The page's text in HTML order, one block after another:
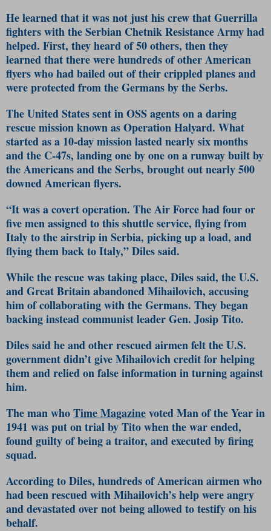
He learned that it was not just his crew that Guerrilla
fighters with the Serbian Chetnik Resistance Army had
helped. First, they heard of 50 others, then they
learned that there were hundreds of other American
flyers who had bailed out of their crippled planes and
were protected from the Germans by the Serbs.
The United States sent in OSS agents on a daring
rescue mission known as Operation Halyard. What
started as a 10-day mission lasted nearly six months
and the C-47s, landing one by one on a runway built by
the Americans and the Serbs, brought out nearly 500
downed American flyers.
“It was a covert operation. The Air Force had four or
five men assigned to this shuttle service, flying from
Italy to the airstrip in Serbia, picking up a load, and
flying them back to Italy,” Diles said.
While the rescue was taking place, Diles said, the U.S.
and Great Britain abandoned Mihailovich, accusing
him of collaborating with the Germans. They began
backing instead communist leader Gen. Josip Tito.
Diles said he and other rescued airmen felt the U.S.
government didn’t give Mihailovich credit for helping
them and relied on false information in turning against
him.
The man whoTime Magazinevoted Man of the Year in
1941 was put on trial by Tito when the war ended,
found guilty of being a traitor, and executed by firing
squad.
According to Diles, hundreds of American airmen who
had been rescued with Mihailovich’s help were angry
and devastated over not being allowed to testify on his
behalf.